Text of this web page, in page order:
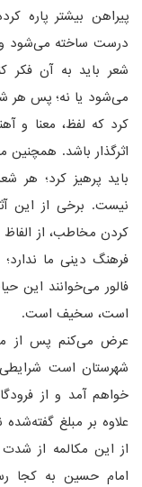
پیراهن بیشتر پاره
درست ساخته می‌شود
شعر باید به آن فکر
می‌شود یا نه؛ پس هر
کرد که لفظ، معنا و
اثرگذار باشد. همچنین
باید پرهیز کرد؛ هر
نیست. برخی از این
کردن مخاطب، از
فرهنگ دینی ما
فالور می‌خوانند این
است، سخیف است.
عرض می‌کنم پس از
شهرستان است شرایطی
خواهم آمد و از
علاوه بر مبلغ
از این مکالمه از
امام حسین به کجا